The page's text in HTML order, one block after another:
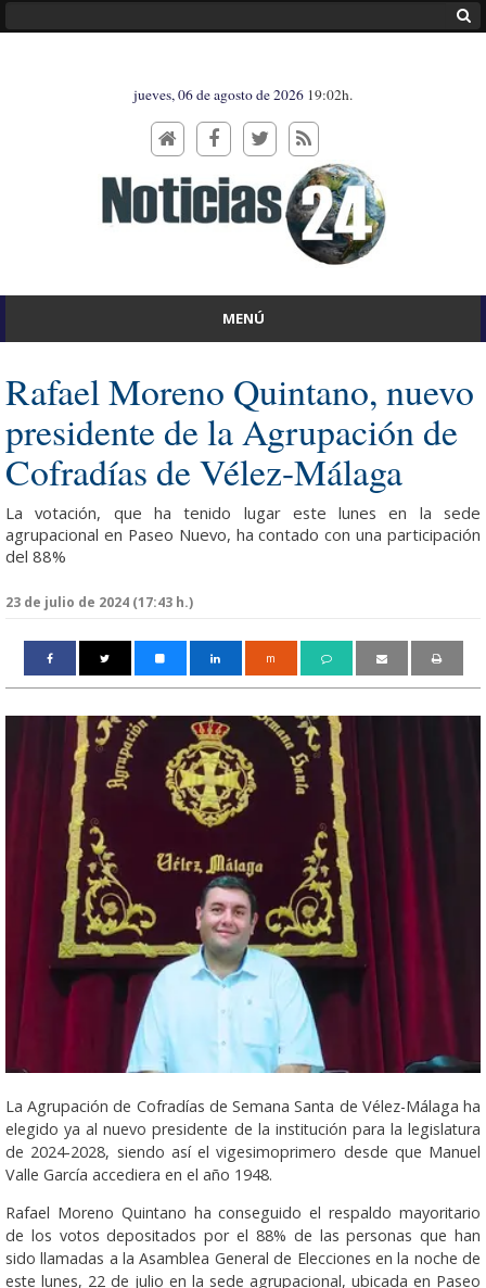
jueves, 06 de agosto de 2026 19:02h.
MENÚ
Rafael Moreno Quintano, nuevo
presidente de la Agrupación de
Cofradías de Vélez-Málaga
La votación, que ha tenido lugar este lunes en la sede
agrupacional en Paseo Nuevo, ha contado con una participación
del 88%
23 de julio de 2024 (17:43 h.)
m
La Agrupación de Cofradías de Semana Santa de Vélez-Málaga ha
elegido ya al nuevo presidente de la institución para la legislatura
de 2024-2028, siendo así el vigesimoprimero desde que Manuel
Valle García accediera en el año 1948.
Rafael Moreno Quintano ha conseguido el respaldo mayoritario
de los votos depositados por el 88% de las personas que han
sido llamadas a la Asamblea General de Elecciones en la noche de
este lunes, 22 de julio en la sede agrupacional, ubicada en Paseo